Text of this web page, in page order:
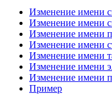
Изменение имени
Изменение имени
Изменение имени
Изменение имени
Изменение имени
Изменение имени
Изменение имени
Пример